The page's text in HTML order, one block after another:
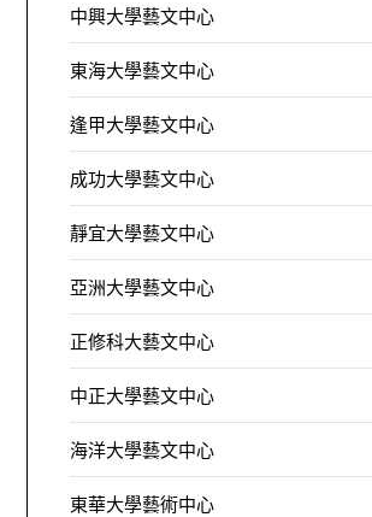
中興大學藝文中心
東海大學藝文中心
逢甲大學藝文中心
成功大學藝文中心
靜宜大學藝文中心
亞洲大學藝文中心
正修科大藝文中心
中正大學藝文中心
海洋大學藝文中心
東華大學藝術中心